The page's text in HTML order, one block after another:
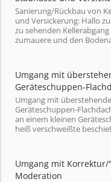
Sanierung/Rückbau von
und Versickerung: Hallo
zu sehenden
zumauere und den
Umgang mit
Geräteschuppen-
Umgang mit
Geräteschuppen-
an einem kleinen
heiß verschweißte
Umgang mit
Moderation